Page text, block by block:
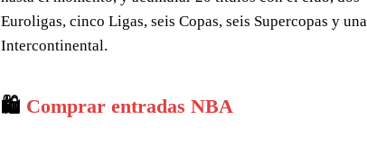
Euroligas, cinco Ligas, seis Copas, seis Supercopas y una
Intercontinental.
🛍️ Comprar entradas NBA